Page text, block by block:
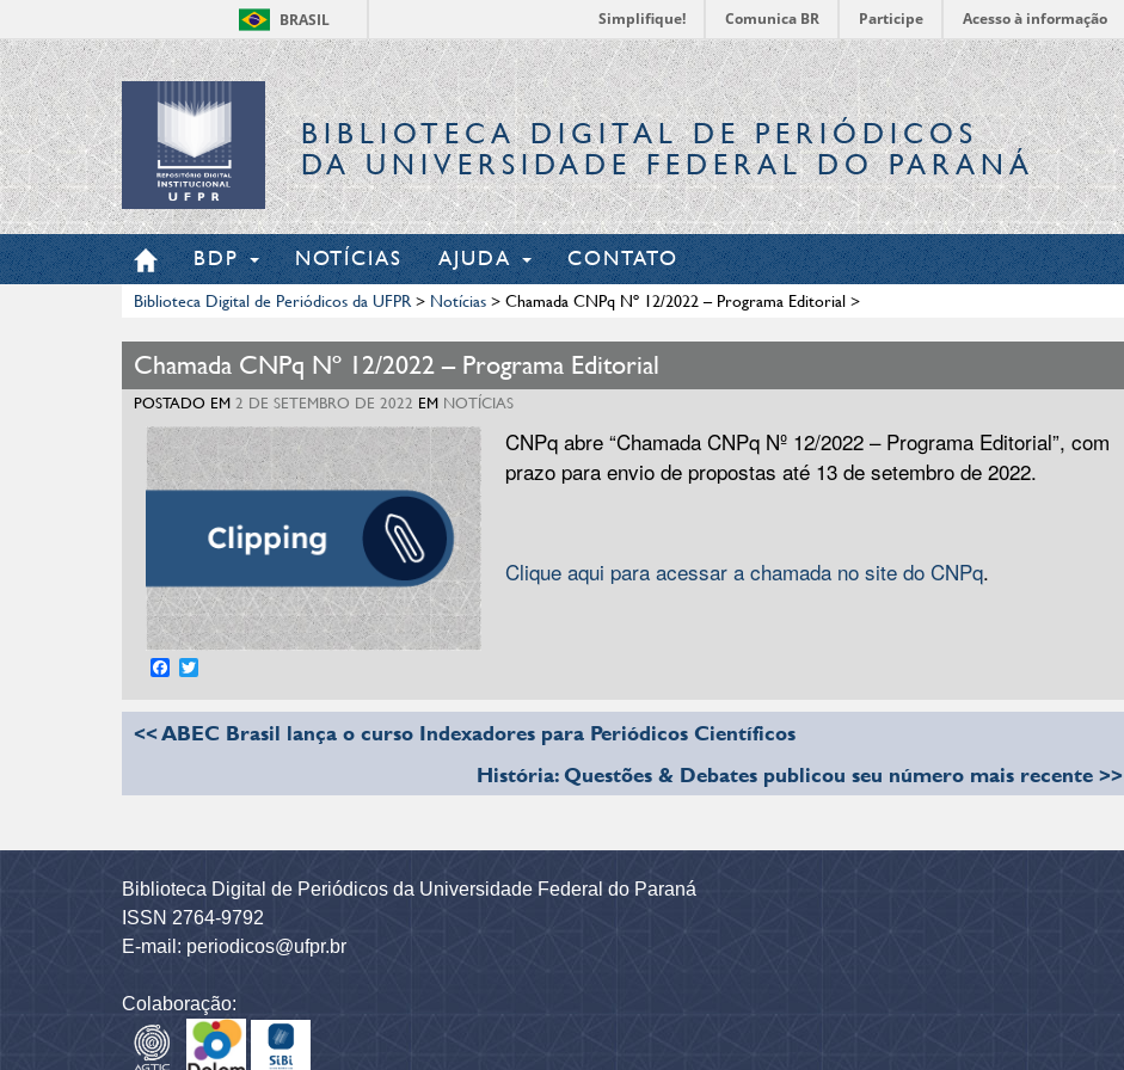
BRASIL Simplifique! Comunica BR Participe Acesso à informação
BIBLIOTECA DIGITALDE PERIÓDICOS
DA UNIVERSIDADE FEDERAL DO PARANÁ
BDP NOTÍCIAS AJUDA CONTATO
Biblioteca Digital de Periódicos da UFPR> Notícias>Chamada CNPq Nº 12/2022 – Programa Editorial>
Chamada CNPq Nº 12/2022 – Programa Editorial
POSTADO EM 2 DE SETEMBRO DE 2022 EM NOTÍCIAS
CNPq abre “Chamada CNPq Nº 12/2022 – Programa Editorial”, com
prazo para envio de propostas até 13 de setembro de 2022.
Clique aqui para acessar a chamada no site do CNPq.
Facebook
<< ABEC Brasil lança o curso Indexadores para Periódicos Científicos
História: Questões & Debates publicou seu número mais recente >>
Biblioteca Digital de Periódicos da Universidade Federal do Paraná
ISSN 2764-9792
E-mail: periodicos@ufpr.br
Colaboração: